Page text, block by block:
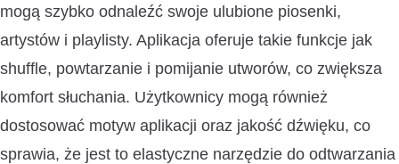
mogą szybko odnaleźć swoje ulubione piosenki,
artystów i playlisty. Aplikacja oferuje takie funkcje jak
shuffle, powtarzanie i pomijanie utworów, co zwiększa
komfort słuchania. Użytkownicy mogą również
dostosować motyw aplikacji oraz jakość dźwięku, co
sprawia, że jest to elastyczne narzędzie do odtwarzania